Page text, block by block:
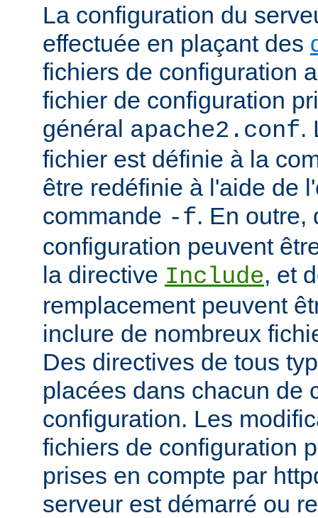
La configuration du
effectuée en plaçant des
fichiers de configuration
fichier de configuration
général apache2.conf.
fichier est définie à la
être redéfinie à l'aide de
commande -f. En outre,
configuration peuvent
la directive Include, et
remplacement peuvent
inclure de nombreux
Des directives de tous
placées dans chacun de
configuration. Les
fichiers de configuration
prises en compte par
serveur est démarré ou